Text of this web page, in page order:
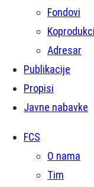
Fondovi
Adresar
Publikacije
Propisi
Javne nabavke
FCS
O nama
Tim